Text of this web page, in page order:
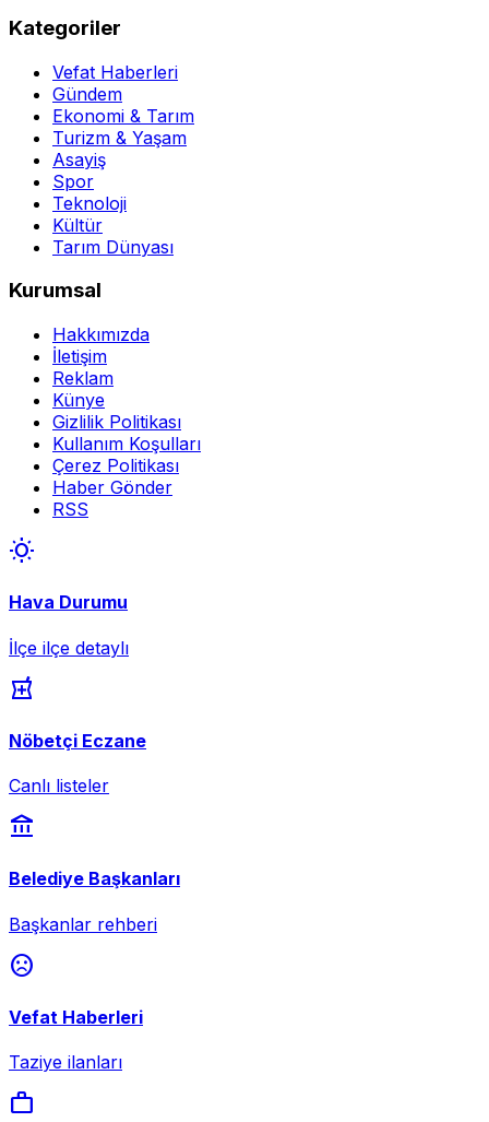
Kategoriler
Vefat Haberleri
Gündem
Ekonomi & Tarım
Turizm & Yaşam
Asayiş
Spor
Teknoloji
Kültür
Tarım Dünyası
Kurumsal
Hakkımızda
İletişim
Reklam
Künye
Gizlilik Politikası
Kullanım Koşulları
Çerez Politikası
Haber Gönder
RSS
wb_sunny
Hava Durumu
İlçe ilçe detaylı
local_pharmacy
Nöbetçi Eczane
Canlı listeler
account_balance
Belediye Başkanları
Başkanlar rehberi
sentiment_dissatisfied
Vefat Haberleri
Taziye ilanları
work